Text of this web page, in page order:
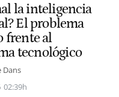
la inteligencia
El problema
frente al
tecnológico
Dans
02:39h